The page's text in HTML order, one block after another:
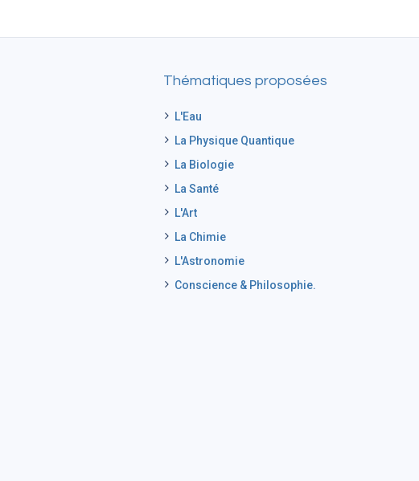
Thématiques proposées
L'Eau
La Physique Quantique
La Biologie
La Santé
L'Art
La Chimie
L'Astronomie
Conscience & Philosophie.